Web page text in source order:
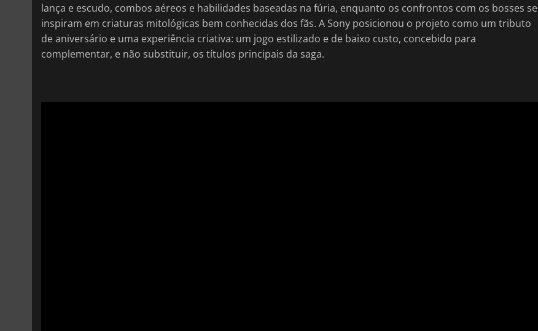
lança e escudo, combos aéreos e habilidades baseadas na fúria, enquanto os confrontos com os bosses se
inspiram em criaturas mitológicas bem conhecidas dos fãs. A Sony posicionou o projeto como um tributo
de aniversário e uma experiência criativa: um jogo estilizado e de baixo custo, concebido para
complementar, e não substituir, os títulos principais da saga.